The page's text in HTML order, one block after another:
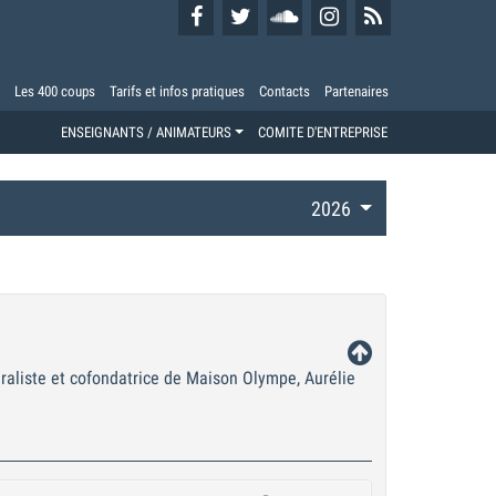
Les 400 coups Tarifs et infos pratiques Contacts Partenaires
ENSEIGNANTS / ANIMATEURS COMITE D'ENTREPRISE
2026
et cofondatrice de Maison Olympe, Aurélie